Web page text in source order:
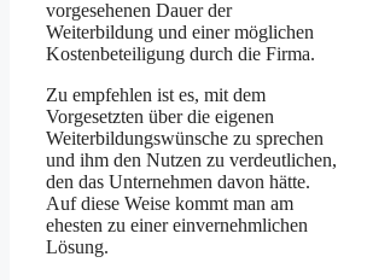
vorgesehenen Dauer der
Weiterbildung und einer möglichen
Kostenbeteiligung durch die Firma.
Zu empfehlen ist es, mit dem
Vorgesetzten über die eigenen
Weiterbildungs­wünsche zu sprechen
und ihm den Nutzen zu verdeutlichen,
den das Unternehmen davon hätte.
Auf diese Weise kommt man am
ehesten zu einer einvernehmlichen
Lösung.